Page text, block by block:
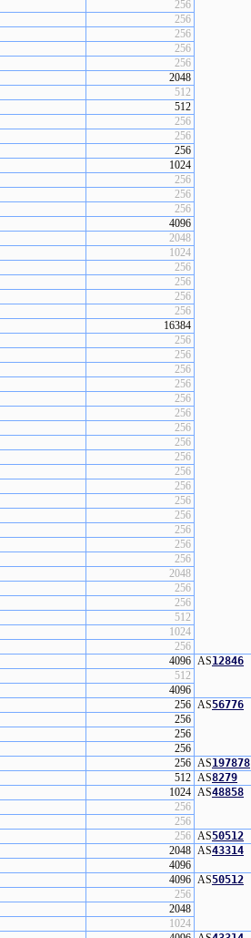
256
256
256
256
256
2048
512
512
256
256
256
1024
256
256
256
4096
2048
1024
256
256
256
256
16384
256
256
256
256
256
256
256
256
256
256
256
256
256
256
256
256
2048
256
256
512
1024
256
4096 AS12846
512
4096
256 AS56776
256
256
256
256 AS197878
512 AS8279
1024 AS48858
256
256
256 AS50512
2048 AS43314
4096
4096 AS50512
256
2048
1024